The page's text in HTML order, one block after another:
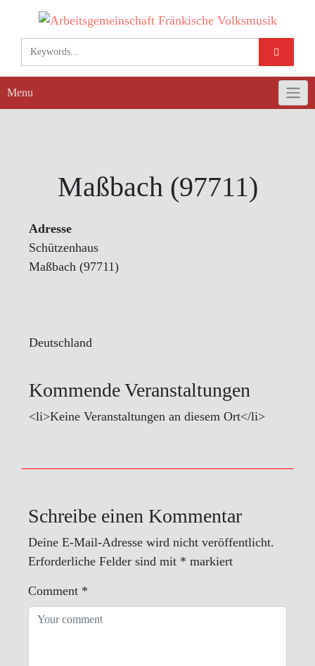
content
Menu
Maßbach (97711)
Adresse
Schützenhaus
Maßbach (97711)
Deutschland
Kommende Veranstaltungen
<li>Keine Veranstaltungen an diesem Ort</li>
Schreibe einen Kommentar
Deine E-Mail-Adresse wird nicht veröffentlicht.
Erforderliche Felder sind mit * markiert
Comment *